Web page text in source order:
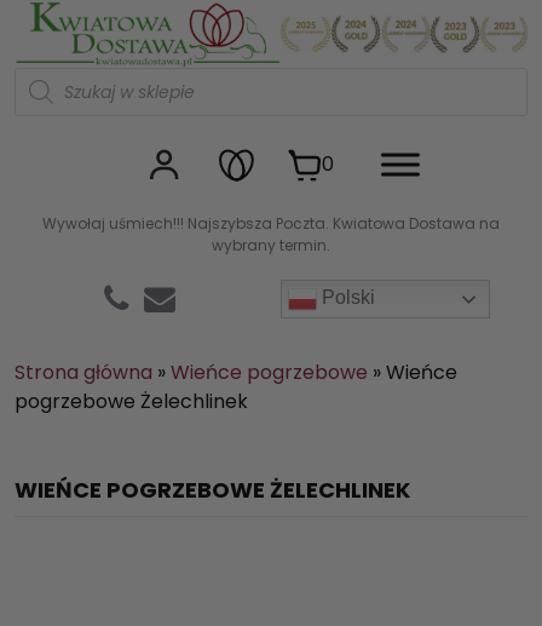
Wywołaj uśmiech!!! Najszybsza Poczta. Kwiatowa Dostawa na
wybrany termin.
Polski
Kwiaciarnia internetowa
W
d
u
k
0
Strona główna »Wieńce pogrzebowe »Wieńce
pogrzebowe Żelechlinek
WIEŃCE POGRZEBOWE ŻELECHLINEK